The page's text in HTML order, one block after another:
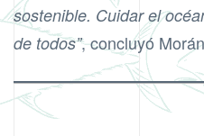
sostenible. Cuidar el
de todos”, concluyó